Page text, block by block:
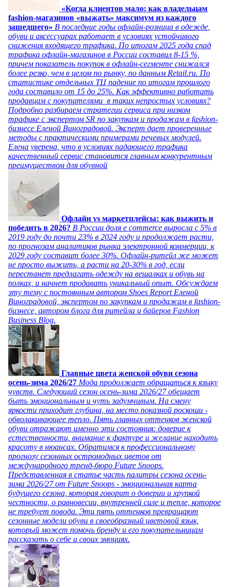
«Когда клиентов мало: как владельцам
fashion-магазинов «выжать» максимум из каждого
зашедшего» В последние годы офлайн-розница в одежде,
обуви и аксессуарах работает в условиях устойчивого
снижения входящего трафика. По итогам 2025 года спад
трафика офлайн-магазинов в России составил 8-15 %,
причем показатель покупок в офлайн-сегменте снижался
более резко, чем в целом по рынку, по данным Retail.ru. По
статистике отдельных ТЦ падение по итогам прошлого
года составило от 15 до 25%. Как эффективно работать
продавцам с покупателями в таких непростых условиях?
Подробно разбираем стратегии сервиса при низком
трафике с экспертом SR по закупкам и продажам в fashion-
бизнесе Еленой Виноградовой. Эксперт дает проверенные
методы с практическими примерами речевых модулей.
Елена уверена, что в условиях падающего трафика
качественный сервис становится главным конкурентным
преимуществом для обувной
Офлайн vs маркетплейсы: как выжить и
победить в 2026? В России доля e commerce выросла с 5% в
2019 году до почти 23% в 2024 году и продолжает расти,
по прогнозам аналитиков рынка электронной коммерции, к
2029 году составит более 30%. Офлайн-ритейл же может
не просто выжить, а расти на 20-30% в год, если
перестанет предлагать одежду на вешалках и обувь на
полках, и начнет продавать уникальный опыт. Обсуждаем
эту тему с постоянным автором Shoes Report Еленой
Виноградовой, экспертом по закупкам и продажам в fashion-
бизнесе, автором блога для ритейла и байеров Fashion
Business Blog.
Главные цвета женской обуви сезона
осень-зима 2026/27 Мода продолжает обращаться к языку
чувств. Следующий сезон осень-зима 2026/27 обещает
быть эмоциональным и чуть задумчивым. На смену
яркости приходит глубина, на место показной роскоши -
обволакивающее тепло. Пять главных оттенков женской
обуви отражают именно эти состояния: доверие к
естественности, внимание к фактуре и желание находить
красоту в нюансах. Обратимся к профессиональному
прогнозу сезонных остромодных цветов от
международного тренд-бюро Future Snoops.
Представленная в статье часть палитры сезона осень-
зима 2026/27 от Future Snoops - эмоциональная карта
будущего сезона, которая говорит о доверии и хрупкой
честности, о равновесии, внутренней силе и тепле, которое
не требует повода. Эти пять оттенков превращают
сезонные модели обуви в своеобразный цветовой язык,
который может помочь бренду и его покупательницам
рассказать о себе и своих эмоциях.